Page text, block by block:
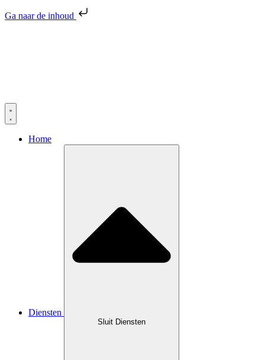
Ga naar de inhoud
Home
Diensten
Sluit Diensten